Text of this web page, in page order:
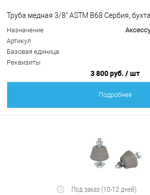
Труба медная 3/8" ASTM B68 Сербия,
Назначение
Артикул
Базовая единица
Реквизиты
3 800 руб. / шт
Подробнее
Под заказ (10-12 дней)